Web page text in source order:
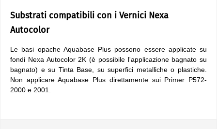
Substrati compatibili con i Vernici Nexa
Autocolor
Le basi opache Aquabase Plus possono essere applicate su
fondi Nexa Autocolor 2K (è possibile l'applicazione bagnato su
bagnato) e su Tinta Base, su superfici metalliche o plastiche.
Non applicare Aquabase Plus direttamente sui Primer P572-
2000 e 2001.